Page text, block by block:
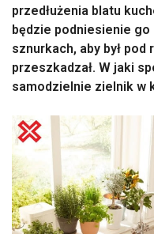
przedłużenia blatu
będzie podniesienie
sznurkach, aby był
przeszkadzał. W jaki
samodzielnie zielnik w